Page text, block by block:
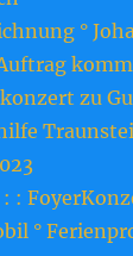
°
zu
:
°